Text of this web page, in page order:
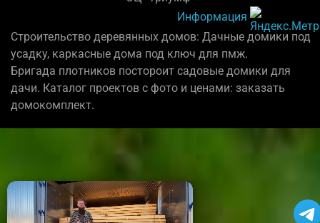
Информация
Строительство деревянных домов: Дачные домики под
усадку, каркасные дома под ключ для пмж.
Бригада плотников постороит садовые домики для
дачи. Каталог проектов с фото и ценами: заказать
домокомплект.